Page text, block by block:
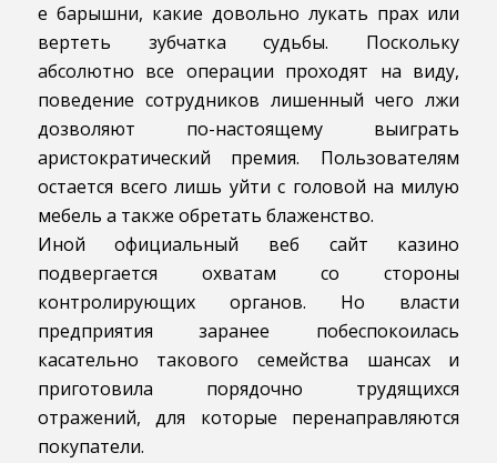
е барышни, какие довольно лукать прах или
вертеть зубчатка судьбы. Поскольку
абсолютно все операции проходят на виду,
поведение сотрудников лишенный чего лжи
дозволяют по-настоящему выиграть
аристократический премия. Пользователям
остается всего лишь уйти с головой на милую
мебель а также обретать блаженство.
Иной официальный веб сайт казино
подвергается охватам со стороны
контролирующих органов. Но власти
предприятия заранее побеспокоилась
касательно такового семейства шансах и
приготовила порядочно трудящихся
отражений, для которые перенаправляются
покупатели.